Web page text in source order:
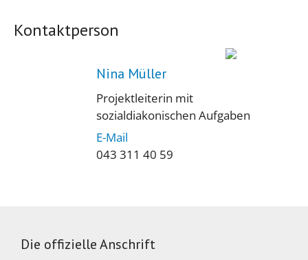
Kontaktperson
Nina Müller
Projektleiterin mit
sozialdiakonischen Aufgaben
E-Mail
043 311 40 59
Die offizielle Anschrift